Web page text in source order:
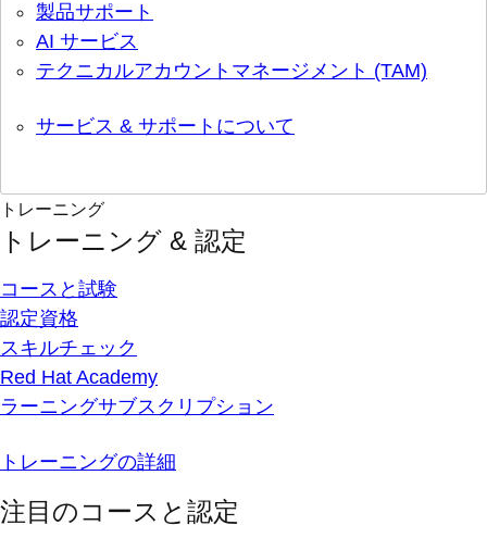
製品サポート
AI サービス
テクニカルアカウントマネージメント (TAM)
サービス & サポートについて
トレーニング
トレーニング & 認定
コースと試験
認定資格
スキルチェック
Red Hat Academy
ラーニングサブスクリプション
トレーニングの詳細
注目のコースと認定